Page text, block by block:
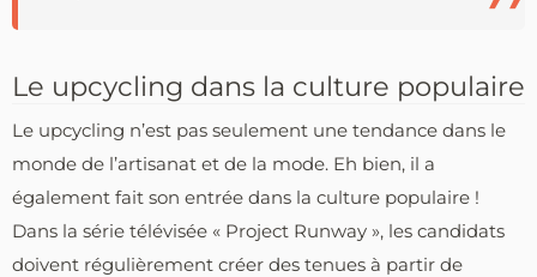
Le upcycling dans la culture populaire
Le upcycling n’est pas seulement une tendance dans le
monde de l’artisanat et de la mode. Eh bien, il a
également fait son entrée dans la culture populaire !
Dans la série télévisée « Project Runway », les candidats
doivent régulièrement créer des tenues à partir de